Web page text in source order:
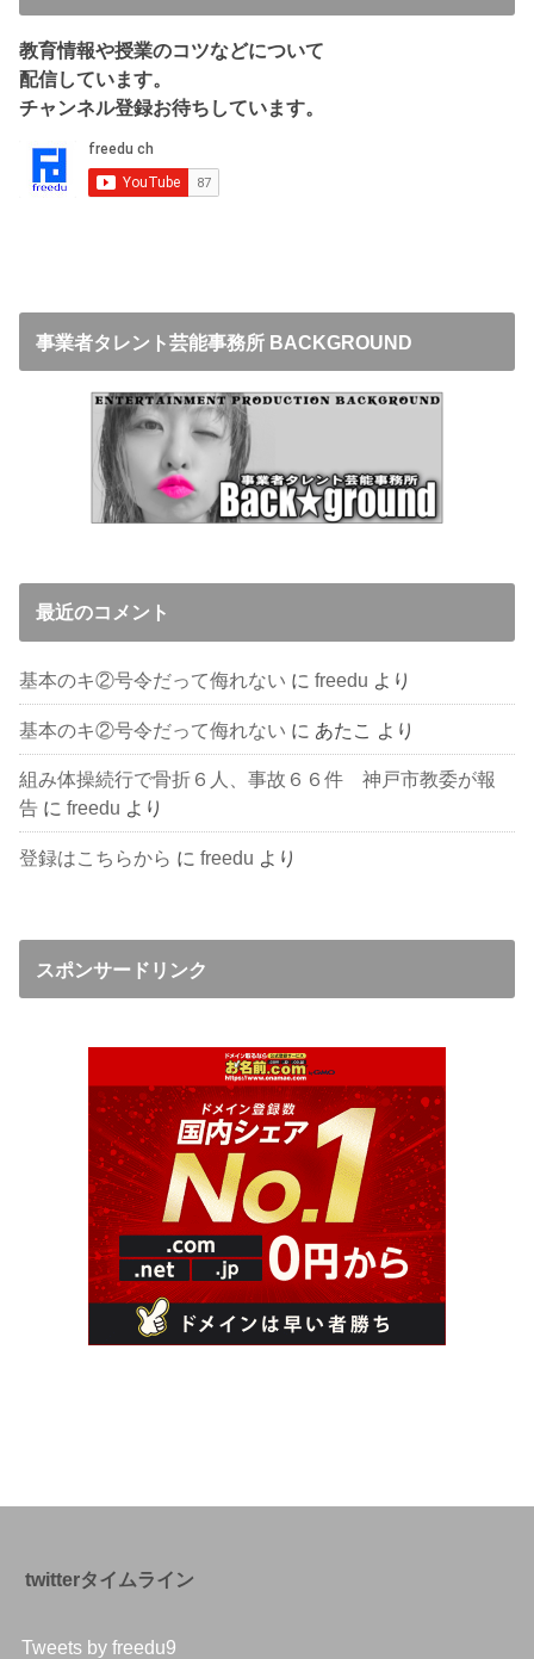
教育情報や授業のコツなどについて
配信しています。
チャンネル登録お待ちしています。
事業者タレント芸能事務所 BACKGROUND
最近のコメント
基本のキ②号令だって侮れない にfreedu より
基本のキ②号令だって侮れない に あたこ より
組み体操続行で骨折６人、事故６６件 神戸市教委が報
告 にfreedu より
登録はこちらから にfreedu より
スポンサードリンク
twitterタイムライン
Tweets by freedu9